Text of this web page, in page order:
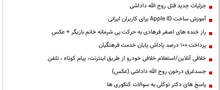
جزئیات جدید قتل روح الله داداشی
آموزش ساخت Apple ID برای کاربران ایرانی
راز خنده های اصغر فرهادی به حرکت بی شرمانه خانم بازیگر + عکس
پرداخت ۱۰۰ درصد پاداش پایان خدمت فرهنگیان
خلافی آنلاین/استعلام خلافی خودرو از طریق اینترنت، پیام کوتاه ، تلفن
جسدغرق درخون روح الله داداشی (عکس)
پاسخ های دکتر توکلی به سوالات کنکوری ها